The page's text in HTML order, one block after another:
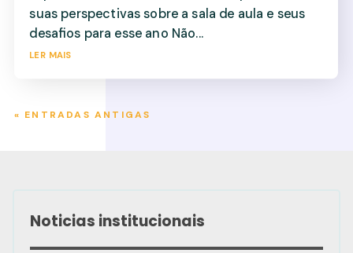
suas perspectivas sobre a sala de aula e seus
desafios para esse ano Não...
ler mais
« ENTRADAS ANTIGAS
Noticias institucionais